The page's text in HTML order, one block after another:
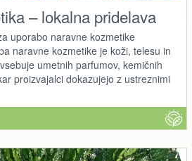
– lokalna pridelava
uporabo naravne kozmetike
naravne kozmetike je koži, telesu in
umetnih parfumov, kemičnih
proizvajalci dokazujejo z ustreznimi